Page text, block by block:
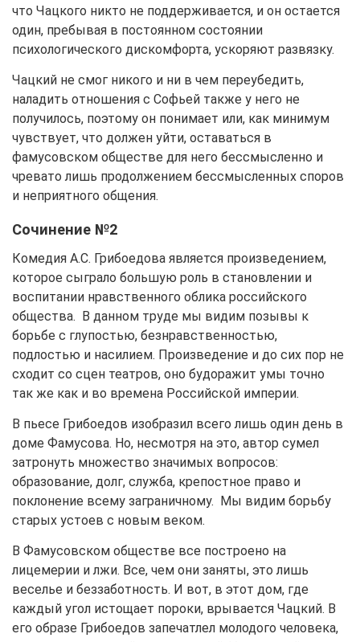
что Чацкого никто не поддерживается, и он остается
один, пребывая в постоянном состоянии
психологического дискомфорта, ускоряют развязку.
Чацкий не смог никого и ни в чем переубедить,
наладить отношения с Софьей также у него не
получилось, поэтому он понимает или, как минимум
чувствует, что должен уйти, оставаться в
фамусовском обществе для него бессмысленно и
чревато лишь продолжением бессмысленных споров
и неприятного общения.
Сочинение №2
Комедия А.С. Грибоедова является произведением,
которое сыграло большую роль в становлении и
воспитании нравственного облика российского
общества. В данном труде мы видим позывы к
борьбе с глупостью, безнравственностью,
подлостью и насилием. Произведение и до сих пор не
сходит со сцен театров, оно будоражит умы точно
так же как и во времена Российской империи.
В пьесе Грибоедов изобразил всего лишь один день в
доме Фамусова. Но, несмотря на это, автор сумел
затронуть множество значимых вопросов:
образование, долг, служба, крепостное право и
поклонение всему заграничному. Мы видим борьбу
старых устоев с новым веком.
В Фамусовском обществе все построено на
лицемерии и лжи. Все, чем они заняты, это лишь
веселье и беззаботность. И вот, в этот дом, где
каждый угол истощает пороки, врывается Чацкий. В
его образе Грибоедов запечатлел молодого человека,